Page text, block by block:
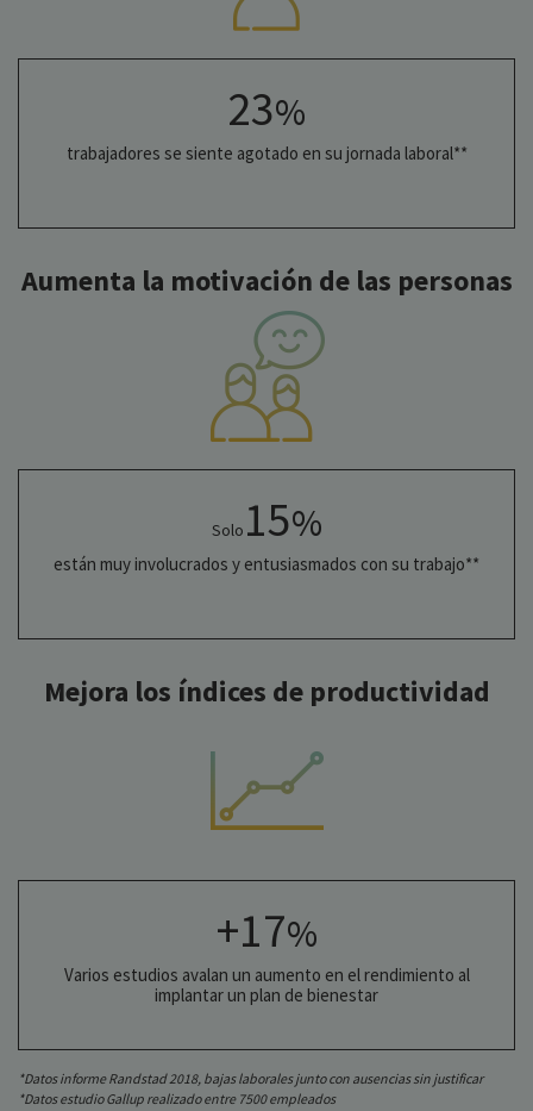
23%
trabajadores se siente agotado en su jornada laboral**
Aumenta la motivación de las personas
Solo 15%
están muy involucrados y entusiasmados con su trabajo**
Mejora los índices de productividad
+17%
Varios estudios avalan un aumento en el rendimiento al
implantar un plan de bienestar
*Datos informe Randstad 2018, bajas laborales junto con ausencias sin justificar
*Datos estudio Gallup realizado entre 7500 empleados